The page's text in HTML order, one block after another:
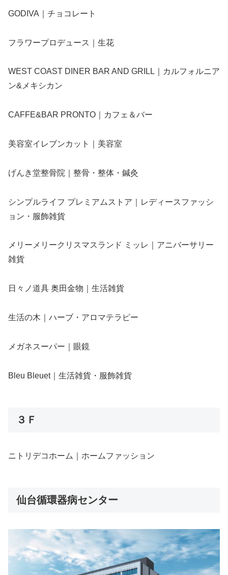
GODIVA｜チョコレート
フラワープロデュース｜生花
WEST COAST DINER BAR AND GRILL｜カルフォルニア
ン&メキシカン
CAFFE&BAR PRONTO｜カフェ＆バー
美容室イレブンカット｜美容室
げんき堂整骨院｜整骨・整体・鍼灸
シンプルライフ プレミアムストア｜レディースファッシ
ョン・服飾雑貨
メリーメリークリスマスランド ミッレ｜アニバーサリー
雑貨
日々ノ道具 奥田金物｜生活雑貨
生活の木｜ハーブ・アロマテラピー
メガネスーパー｜眼鏡
Bleu Bleuet｜生活雑貨・服飾雑貨
３Ｆ
ニトリデコホーム｜ホームファッション
仙台循環器病センター